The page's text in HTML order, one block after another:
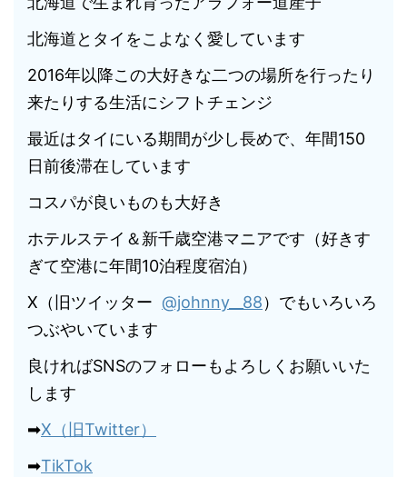
北海道とタイをこよなく愛しています
2016年以降この大好きな二つの場所を行ったり
来たりする生活にシフトチェンジ
最近はタイにいる期間が少し長めで、年間150
日前後滞在しています
コスパが良いものも大好き
ホテルステイ＆新千歳空港マニアです（好きす
ぎて空港に年間10泊程度宿泊）
X（旧ツイッター @johnny__88）でもいろいろ
つぶやいています
良ければSNSのフォローもよろしくお願いいた
します
➡X（旧Twitter）
➡TikTok